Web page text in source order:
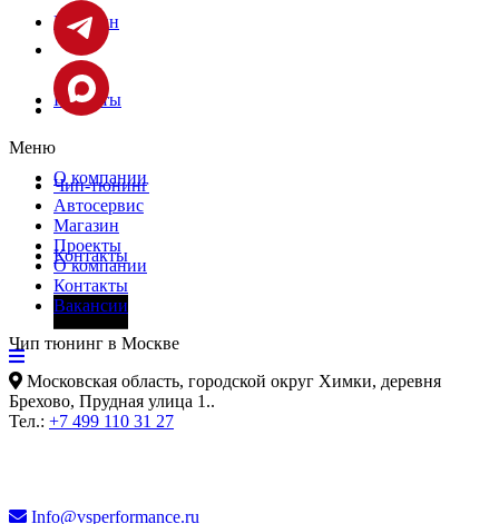
Магазин
Проекты
О компании
Контакты
Фары
Меню
Чип-тюнинг
Автосервис
Магазин
Проекты
О компании
Контакты
Вакансии
Чип тюнинг в Москве
Московская область, городской округ Химки, деревня
Брехово, Прудная улица 1..
Тел.: +7 499 110 31 27
Info@vsperformance.ru